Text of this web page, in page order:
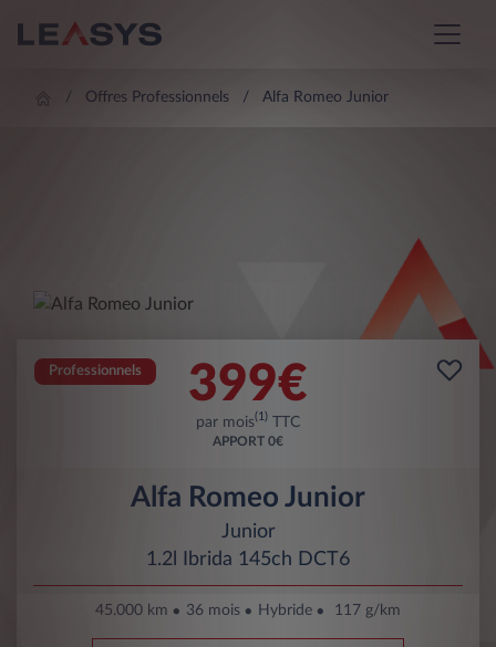
Offres Professionnels Alfa Romeo Junior
Professionnels 399€
par mois(1) TTC
APPORT 0€
Alfa Romeo Junior
Junior
1.2l Ibrida 145ch DCT6
45.000 km 36 mois Hybride 117 g/km